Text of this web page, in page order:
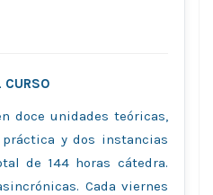
CURSO
doce unidades teóricas,
y dos instancias
de 144 horas cátedra.
Cada viernes